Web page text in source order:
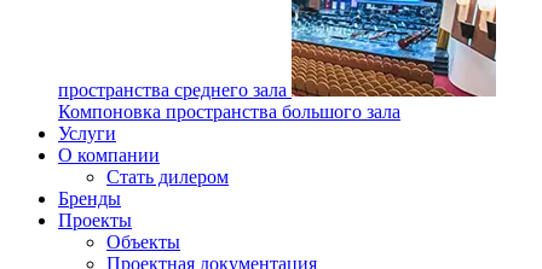
пространства среднего зала
Компоновка пространства большого зала
Услуги
О компании
Стать дилером
Бренды
Проекты
Объекты
Проектная документация